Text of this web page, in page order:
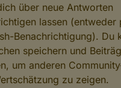
Innen               :
Aussen
:
Temperatur            :
Innen              :
Aussen             :
:
über neue Antworten
lassen (entweder
Benachrichtigung). Du
speichern und
um anderen
zu zeigen.